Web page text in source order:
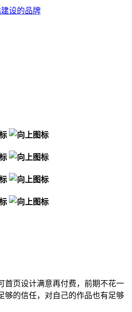
首页设计满意再付费，前期不花一
够的信任，对自己的作品也有足够